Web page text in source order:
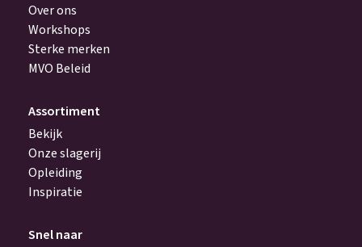
Over ons
Workshops
Sterke merken
MVO Beleid
Assortiment
Bekijk
Onze slagerij
Opleiding
Inspiratie
Snel naar